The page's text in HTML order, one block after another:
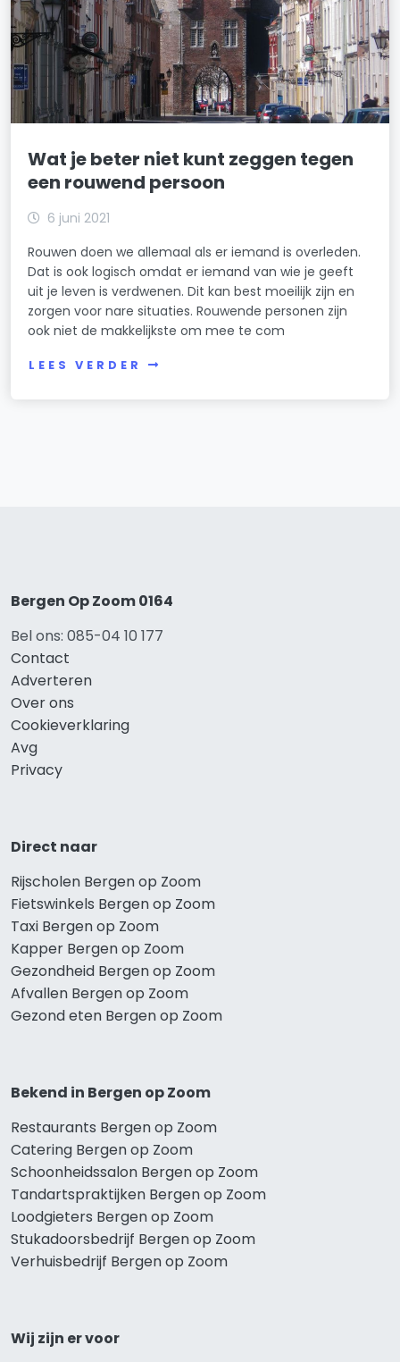
Wat je beter niet kunt zeggen tegen
een rouwend persoon
6 juni 2021
Rouwen doen we allemaal als er iemand is overleden.
Dat is ook logisch omdat er iemand van wie je geeft
uit je leven is verdwenen. Dit kan best moeilijk zijn en
zorgen voor nare situaties. Rouwende personen zijn
ook niet de makkelijkste om mee te com
LEES VERDER
Bergen Op Zoom 0164
Bel ons: 085-04 10 177
Contact
Adverteren
Over ons
Cookieverklaring
Avg
Privacy
Direct naar
Rijscholen Bergen op Zoom
Fietswinkels Bergen op Zoom
Taxi Bergen op Zoom
Kapper Bergen op Zoom
Gezondheid Bergen op Zoom
Afvallen Bergen op Zoom
Gezond eten Bergen op Zoom
Bekend in Bergen op Zoom
Restaurants Bergen op Zoom
Catering Bergen op Zoom
Schoonheidssalon Bergen op Zoom
Tandartspraktijken Bergen op Zoom
Loodgieters Bergen op Zoom
Stukadoorsbedrijf Bergen op Zoom
Verhuisbedrijf Bergen op Zoom
Wij zijn er voor